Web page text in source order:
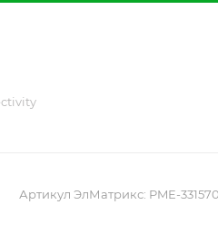
Артикул ЭлМатрикс: PME-331570